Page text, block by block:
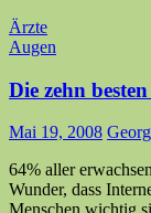
Ärzte
Augen
Die zehn
Mai 19, 2008 Georg
64% aller
Wunder, dass